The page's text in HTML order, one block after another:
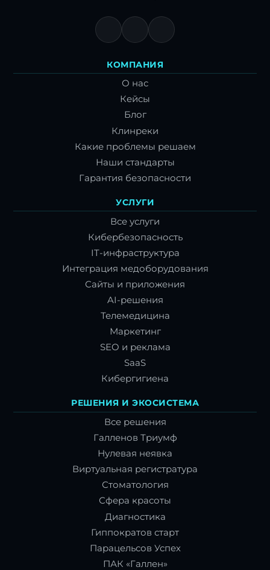
КОМПАНИЯ
О нас
Кейсы
Блог
Клинреки
Какие проблемы решаем
Наши стандарты
Гарантия безопасности
УСЛУГИ
Все услуги
Кибербезопасность
IT-инфраструктура
Интеграция медоборудования
Сайты и приложения
AI-решения
Телемедицина
Маркетинг
SEO и реклама
SaaS
Кибергигиена
РЕШЕНИЯ И ЭКОСИСТЕМА
Все решения
Галленов Триумф
Нулевая неявка
Виртуальная регистратура
Стоматология
Сфера красоты
Диагностика
Гиппократов старт
Парацельсов Успех
ПАК «Галлен»